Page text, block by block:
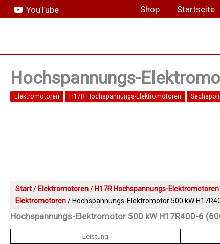
Zum
Inhalt
YouTube Shop Startseite
Hochspannungs-
Elektromotoren H17R Hochspannungs-Elektromotoren
Start/Elektromotoren/H17R Hochspannungs-Elektromotoren
Elektromotoren/ Hochspannungs-Elektromotor 500 kW
Hochspannungs-Elektromotor 500 kW H17R400-6
Leistung